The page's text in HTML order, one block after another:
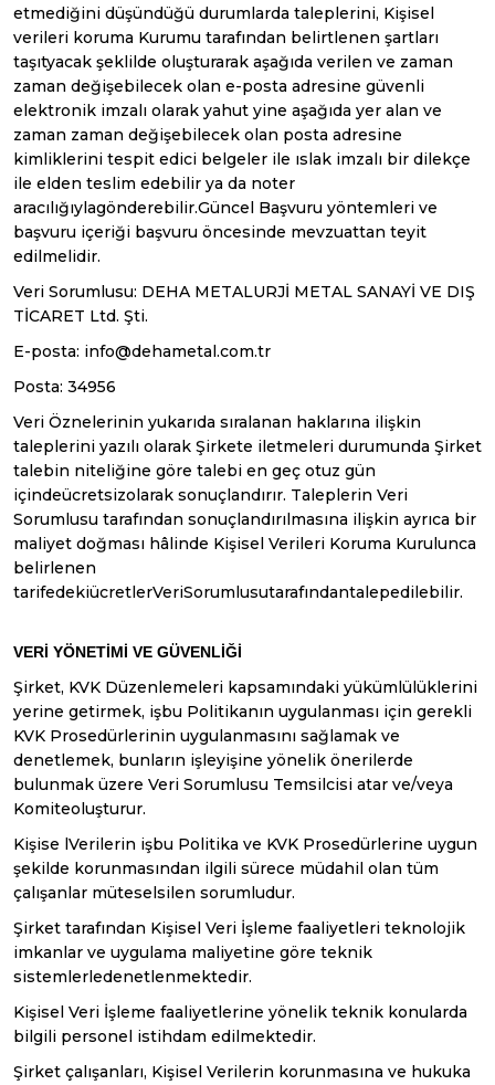
etmediğini düşündüğü durumlarda taleplerini, Kişisel
verileri koruma Kurumu tarafından belirtlenen şartları
taşıtyacak şeklilde oluşturarak aşağıda verilen ve zaman
zaman değişebilecek olan e-posta adresine güvenli
elektronik imzalı olarak yahut yine aşağıda yer alan ve
zaman zaman değişebilecek olan posta adresine
kimliklerini tespit edici belgeler ile ıslak imzalı bir dilekçe
ile elden teslim edebilir ya da noter
aracılığıylagönderebilir.Güncel Başvuru yöntemleri ve
başvuru içeriği başvuru öncesinde mevzuattan teyit
edilmelidir.
Veri Sorumlusu: DEHA METALURJİ METAL SANAYİ VE DIŞ
TİCARET Ltd. Şti.
E-posta: info@dehametal.com.tr
Posta: 34956
Veri Öznelerinin yukarıda sıralanan haklarına ilişkin
taleplerini yazılı olarak Şirkete iletmeleri durumunda Şirket
talebin niteliğine göre talebi en geç otuz gün
içindeücretsizolarak sonuçlandırır. Taleplerin Veri
Sorumlusu tarafından sonuçlandırılmasına ilişkin ayrıca bir
maliyet doğması hâlinde Kişisel Verileri Koruma Kurulunca
belirlenen
tarifedekiücretlerVeriSorumlusutarafındantalepedilebilir.
VERİ YÖNETİMİ VE GÜVENLİĞİ
Şirket, KVK Düzenlemeleri kapsamındaki yükümlülüklerini
yerine getirmek, işbu Politikanın uygulanması için gerekli
KVK Prosedürlerinin uygulanmasını sağlamak ve
denetlemek, bunların işleyişine yönelik önerilerde
bulunmak üzere Veri Sorumlusu Temsilcisi atar ve/veya
Komiteoluşturur.
Kişise lVerilerin işbu Politika ve KVK Prosedürlerine uygun
şekilde korunmasından ilgili sürece müdahil olan tüm
çalışanlar müteselsilen sorumludur.
Şirket tarafından Kişisel Veri İşleme faaliyetleri teknolojik
imkanlar ve uygulama maliyetine göre teknik
sistemlerledenetlenmektedir.
Kişisel Veri İşleme faaliyetlerine yönelik teknik konularda
bilgili personel istihdam edilmektedir.
Şirket çalışanları, Kişisel Verilerin korunmasına ve hukuka